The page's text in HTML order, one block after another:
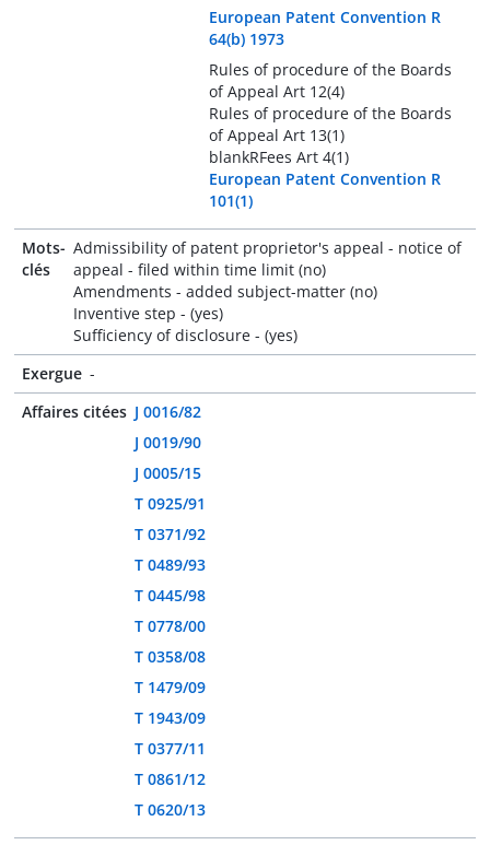
European Patent Convention R
64(b) 1973
Rules of procedure of the Boards
of Appeal Art 12(4)
Rules of procedure of the Boards
of Appeal Art 13(1)
blankRFees Art 4(1)
European Patent Convention R
101(1)
Mots-
clés
Admissibility of patent proprietor's appeal - notice of
appeal - filed within time limit (no)
Amendments - added subject-matter (no)
Inventive step - (yes)
Sufficiency of disclosure - (yes)
Exergue -
Affaires citées J 0016/82
J 0019/90
J 0005/15
T 0925/91
T 0371/92
T 0489/93
T 0445/98
T 0778/00
T 0358/08
T 1479/09
T 1943/09
T 0377/11
T 0861/12
T 0620/13